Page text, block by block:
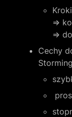
⇒
⇒
Cechy